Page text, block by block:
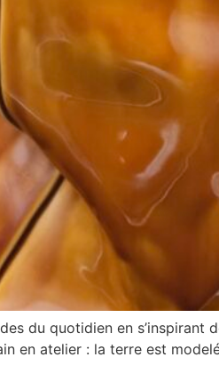
du quotidien en s’inspirant
en atelier : la terre est